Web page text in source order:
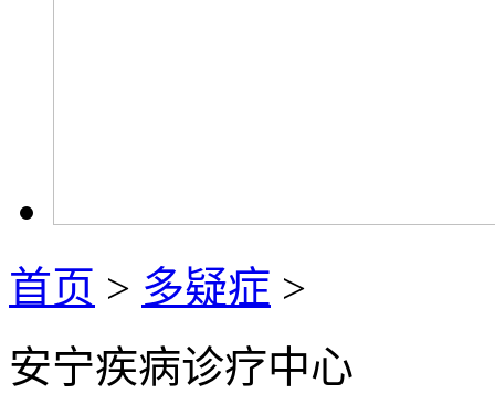
首页 > 多疑症 >
安宁疾病诊疗中心